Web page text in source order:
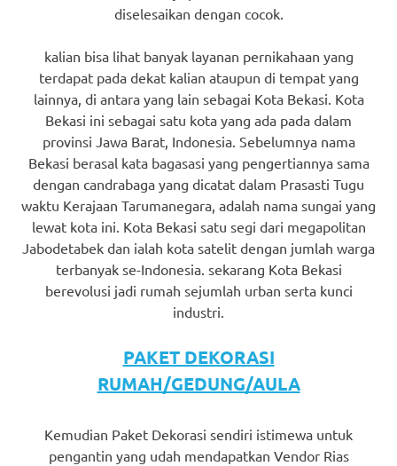
diselesaikan dengan cocok.
kalian bisa lihat banyak layanan pernikahaan yang
terdapat pada dekat kalian ataupun di tempat yang
lainnya, di antara yang lain sebagai Kota Bekasi. Kota
Bekasi ini sebagai satu kota yang ada pada dalam
provinsi Jawa Barat, Indonesia. Sebelumnya nama
Bekasi berasal kata bagasasi yang pengertiannya sama
dengan candrabaga yang dicatat dalam Prasasti Tugu
waktu Kerajaan Tarumanegara, adalah nama sungai yang
lewat kota ini. Kota Bekasi satu segi dari megapolitan
Jabodetabek dan ialah kota satelit dengan jumlah warga
terbanyak se-Indonesia. sekarang Kota Bekasi
berevolusi jadi rumah sejumlah urban serta kunci
industri.
PAKET DEKORASI
RUMAH/GEDUNG/AULA
Kemudian Paket Dekorasi sendiri istimewa untuk
pengantin yang udah mendapatkan Vendor Rias